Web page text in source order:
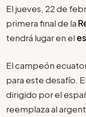
El jueves, 22 de
primera final de la
tendrá lugar en el
El campeón
para este desafío.
dirigido por el
reemplaza al